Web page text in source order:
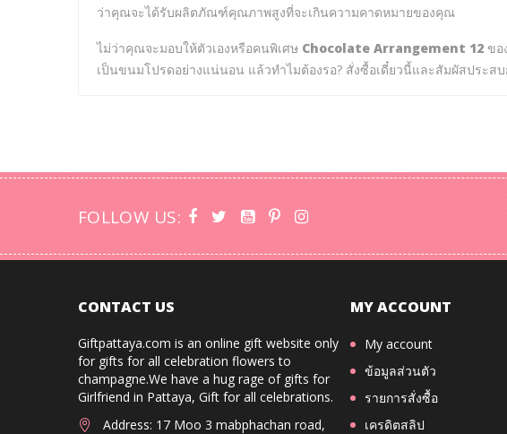
ว่าคุณจะได้รับผลิตภัณฑ์คุณภาพสูงที่จะเกินความคาดหมายของคุณ
ไม่ว่าคุณจะมอบให้ตัวเองหรือคนพิเศษ Chocolate Arrangement 12 ขอ
เป็นขนมโปรดอย่างแน่นอน แล้วทำไมต้องรอ? สั่งซื้อเดี๋ยวนี้และสัมผัสประ
FOLLOW US:
CONTACT US
Giftpattaya.com is an online gift website only
for gifts for all celebration flowers to
champagne.We have a hug rage of gifts for
Girlfriend in Pattaya, Gift for all celebrations.
Address: 17 Moo 3 mabphachan road,
MY ACCOUNT
My account
ข้อมูลส่วนตัว
รายการสั่งซื้อ
เครดิตสลิป